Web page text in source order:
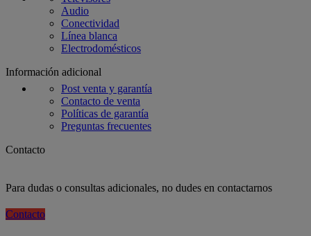
Audio
Conectividad
Línea blanca
Electrodomésticos
Información adicional
Post venta y garantía
Contacto de venta
Políticas de garantía
Preguntas frecuentes
Contacto
Para dudas o consultas adicionales, no dudes en contactarnos
Contacto